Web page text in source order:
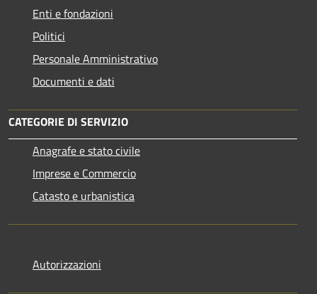
Enti e fondazioni
Politici
Personale Amministrativo
Documenti e dati
CATEGORIE DI SERVIZIO
Anagrafe e stato civile
Imprese e Commercio
Catasto e urbanistica
Autorizzazioni